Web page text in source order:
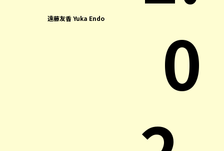
遠藤友香 Yuka Endo
0